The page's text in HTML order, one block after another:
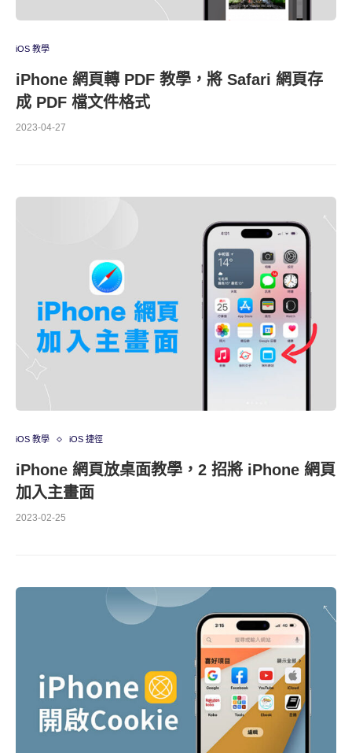
iOS 教學
iPhone 網頁轉 PDF 教學，將 Safari 網頁存
成 PDF 檔文件格式
2023-04-27
iOS 教學 iOS 捷徑
iPhone 網頁放桌面教學，2 招將 iPhone 網頁
加入主畫面
2023-02-25